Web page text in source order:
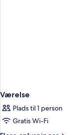
Værelse
Plads til 1 person
Gratis Wi-Fi